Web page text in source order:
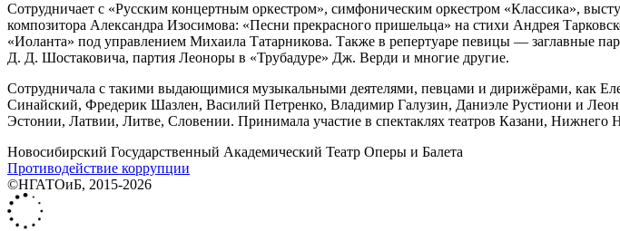
Сотрудничает с «Русским концертным оркестром», симфоническим оркестром «Классика»,
композитора Александра Изосимова: «Песни прекрасного пришельца» на стихи Андрея
«Иоланта» под управлением Михаила Татарникова. Также в репертуаре певицы — заглавные
Д. Д. Шостаковича, партия Леоноры в «Трубадуре» Дж. Верди и многие другие.
Сотрудничала с такими выдающимися музыкальными деятелями, певцами и дирижёрами,
Синайский, Фредерик Шазлен, Василий Петренко, Владимир Галузин, Даниэле Рустиони и
Эстонии, Латвии, Литве, Словении. Принимала участие в спектаклях театров Казани, Нижнего
Новосибирский Государственный Академический Театр Оперы и Балета
Противодействие коррупции
©НГАТОиБ, 2015-2026